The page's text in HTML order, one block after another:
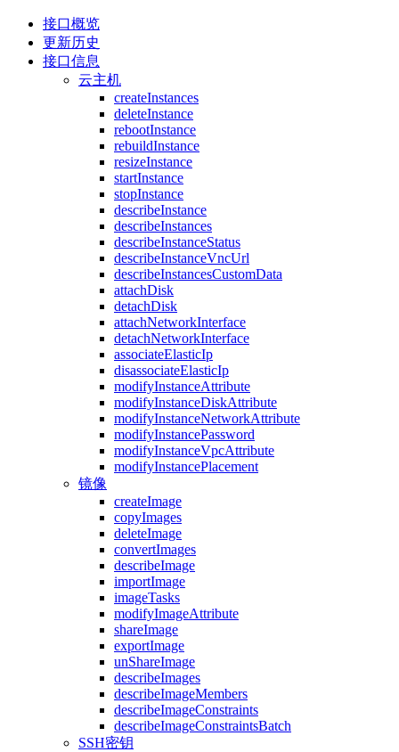
接口概览
更新历史
接口信息
云主机
createInstances
deleteInstance
rebootInstance
rebuildInstance
resizeInstance
startInstance
stopInstance
describeInstance
describeInstances
describeInstanceStatus
describeInstanceVncUrl
describeInstancesCustomData
attachDisk
detachDisk
attachNetworkInterface
detachNetworkInterface
associateElasticIp
disassociateElasticIp
modifyInstanceAttribute
modifyInstanceDiskAttribute
modifyInstanceNetworkAttribute
modifyInstancePassword
modifyInstanceVpcAttribute
modifyInstancePlacement
镜像
createImage
copyImages
deleteImage
convertImages
describeImage
importImage
imageTasks
modifyImageAttribute
shareImage
exportImage
unShareImage
describeImages
describeImageMembers
describeImageConstraints
describeImageConstraintsBatch
SSH密钥